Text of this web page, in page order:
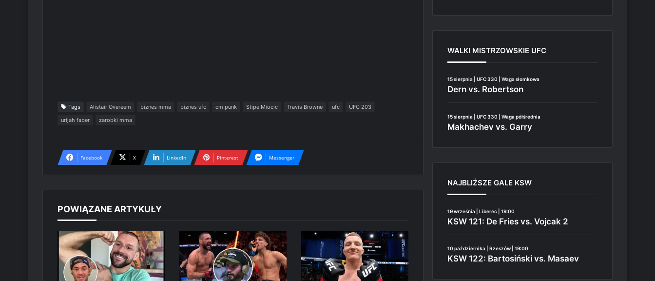
Tags Alistair Overeem biznes mma biznes ufc cm punk Stipe Miocic Travis Browne ufc
UFC 203
urijah faber
zarobki mma
Facebook X LinkedIn Pinterest Messenger
POWIĄZANE ARTYKUŁY
WALKI MISTRZOWSKIE UFC
15 sierpnia | UFC 330 | Waga słomkowa
Dern vs. Robertson
15 sierpnia | UFC 330 | Waga półśrednia
Makhachev vs. Garry
NAJBLIŻSZE GALE KSW
19 września | Liberec | 19:00
KSW 121: De Fries vs. Vojcak 2
10 października | Rzeszów | 19:00
KSW 122: Bartosiński vs. Masaev